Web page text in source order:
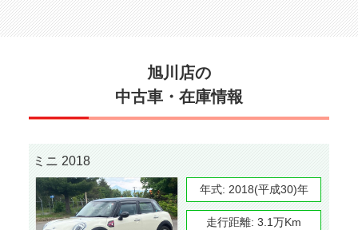
旭川店の
中古車・在庫情報
ミニ 2018
年式: 2018(平成30)年
走行距離: 3.1万Km